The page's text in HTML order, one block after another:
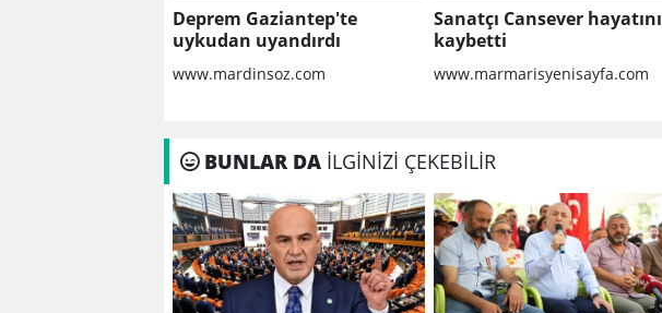
Deprem Gaziantep'te
uykudan uyandırdı
www.mardinsoz.com
Sanatçı Cansever hayatını
kaybetti
www.marmarisyenisayfa.com
BUNLAR DA İLGİNİZİ ÇEKEBİLİR